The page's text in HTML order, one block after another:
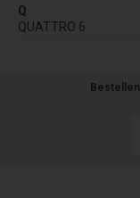
Q
QUATTRO 6